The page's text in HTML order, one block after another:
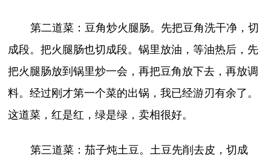
第二道菜：豆角炒火腿肠。先把豆角洗干净，切
成段。把火腿肠也切成段。锅里放油，等油热后，先
把火腿肠放到锅里炒一会，再把豆角放下去，再放调
料。经过刚才第一个菜的出锅，我已经游刃有余了。
这道菜，红是红，绿是绿，卖相很好。
第三道菜：茄子炖土豆。土豆先削去皮，切成